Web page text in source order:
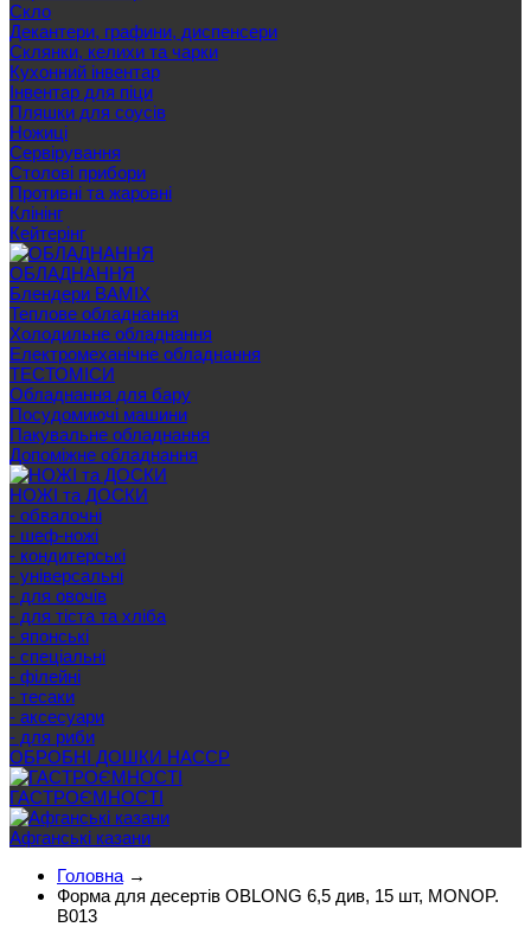
Скло
Декантери, графини, диспенсери
Склянки, келихи та чарки
Кухонний інвентар
Інвентар для піци
Пляшки для соусів
Ножиці
Сервірування
Cтолові прибори
Противні та жаровні
Клінінг
Кейтерінг
ОБЛАДНАННЯ
Блендери BAMIX
Теплове обладнання
Холодильне обладнання
Електромеханічне обладнання
ТЕСТОМІСИ
Обладнання для бару
Посудомиючі машини
Пакувальне обладнання
Допоміжне обладнання
НОЖІ та ДОСКИ
- обвалочні
- шеф-ножі
- кондитерські
- універсальні
- для овочів
- для тіста та хліба
- японські
- спеціальні
- філейні
- тесаки
- аксесуари
- для риби
ОБРОБНІ ДОШКИ HACCP
ГАСТРОЄМНОСТІ
Афганські казани
Головна →
Форма для десертів OBLONG 6,5 див, 15 шт, MONOP.
B013